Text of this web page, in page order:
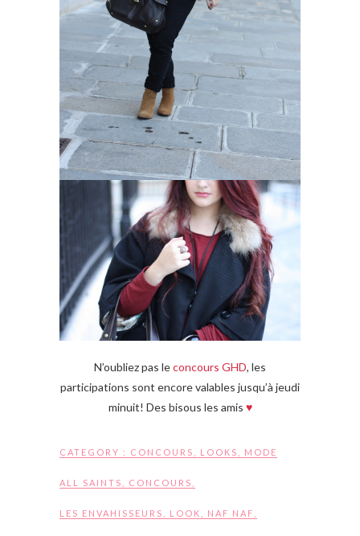
N’oubliez pas leconcours GHD, les
participations sont encore valables jusqu’à jeudi
minuit! Des bisous les amis ♥
CATEGORY : CONCOURS LOOKS MODE
ALL SAINTS CONCOURS
LES ENVAHISSEURS LOOK NAF NAF